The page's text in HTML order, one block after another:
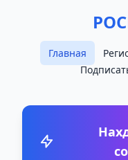
Главная